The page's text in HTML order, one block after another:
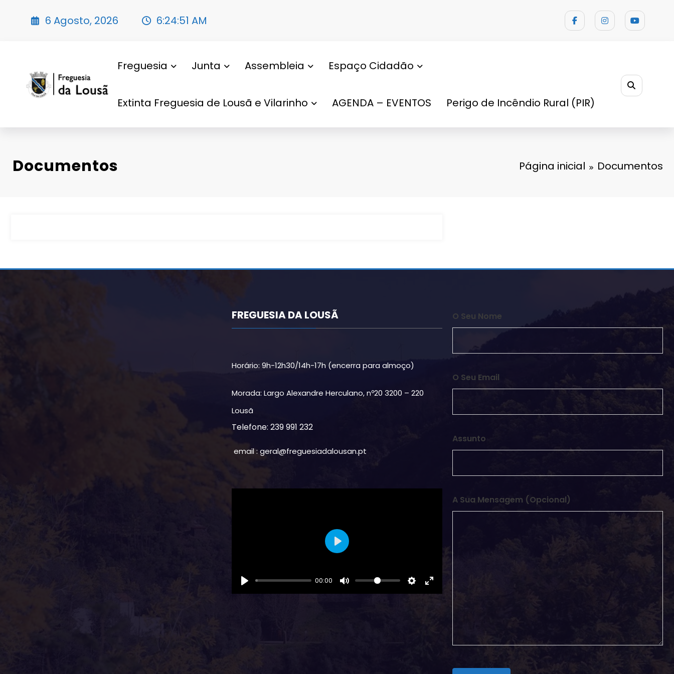
6 Agosto, 2026 6:24:52 AM
Freguesia Junta Assembleia Espaço Cidadão
Extinta Freguesia de Lousã e Vilarinho AGENDA – EVENTOS Perigo de Incêndio Rural (PIR)
Documentos Página inicial Documentos
FREGUESIA DA LOUSÃ
Horário: 9h-12h30/14h-17h (encerra para almoço)
Morada: Largo Alexandre Herculano, nº20 3200 – 220
Lousã
Telefone: 239 991 232
email : geral@freguesiadalousan.pt
00:00
Play
O Seu Nome
O Seu Email
Assunto
A Sua Mensagem (opcional)